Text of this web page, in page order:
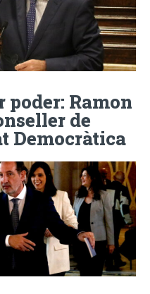
poder: Ramon
de
Democràtica